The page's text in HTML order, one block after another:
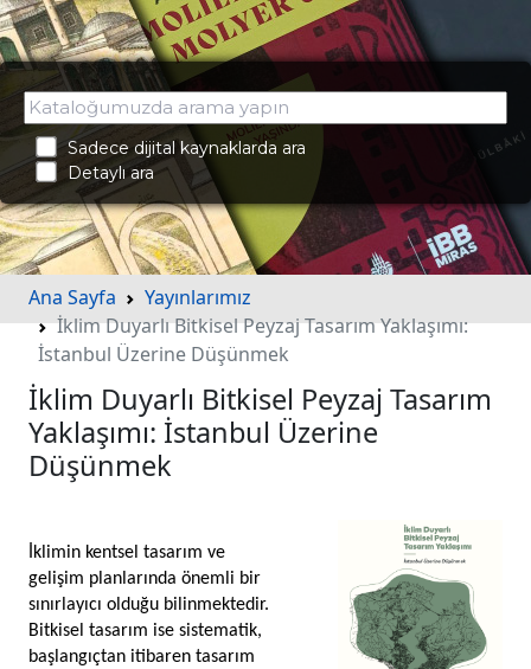
Sadece dijital kaynaklarda ara
Detaylı ara
Ana Sayfa
Yayınlarımız
İklim Duyarlı Bitkisel Peyzaj Tasarım Yaklaşımı:
İstanbul Üzerine Düşünmek
İklim Duyarlı Bitkisel Peyzaj Tasarım
Yaklaşımı: İstanbul Üzerine
Düşünmek
İklimin kentsel tasarım ve
gelişim planlarında önemli bir
sınırlayıcı olduğu bilinmektedir.
Bitkisel tasarım ise sistematik,
başlangıçtan itibaren tasarım